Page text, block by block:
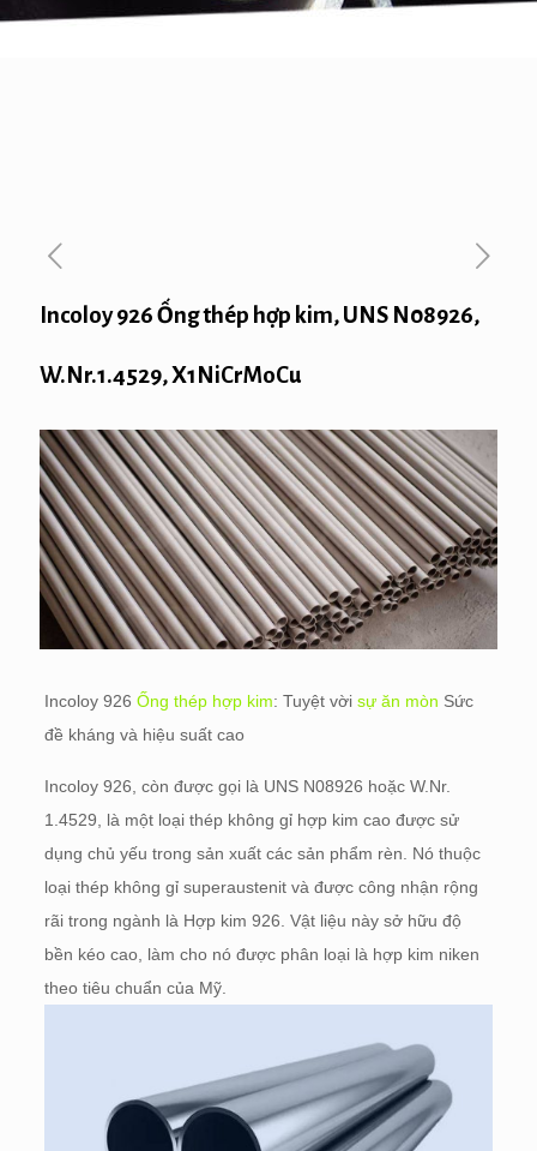
Incoloy 926 Ống thép hợp kim, UNS N08926,
W.Nr.1.4529, X1NiCrMoCu
Incoloy 926 Ống thép hợp kim: Tuyệt vời sự ăn mòn Sức
đề kháng và hiệu suất cao
Incoloy 926, còn được gọi là UNS N08926 hoặc W.Nr.
1.4529, là một loại thép không gỉ hợp kim cao được sử
dụng chủ yếu trong sản xuất các sản phẩm rèn. Nó thuộc
loại thép không gỉ superaustenit và được công nhận rộng
rãi trong ngành là Hợp kim 926. Vật liệu này sở hữu độ
bền kéo cao, làm cho nó được phân loại là hợp kim niken
theo tiêu chuẩn của Mỹ.